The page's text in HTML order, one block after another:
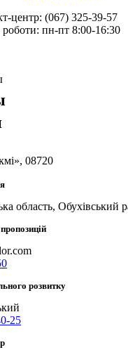
центр: (067) 325-39-57
роботи: пн-пт 8:00-16:30
08720
область,
розвитку
25